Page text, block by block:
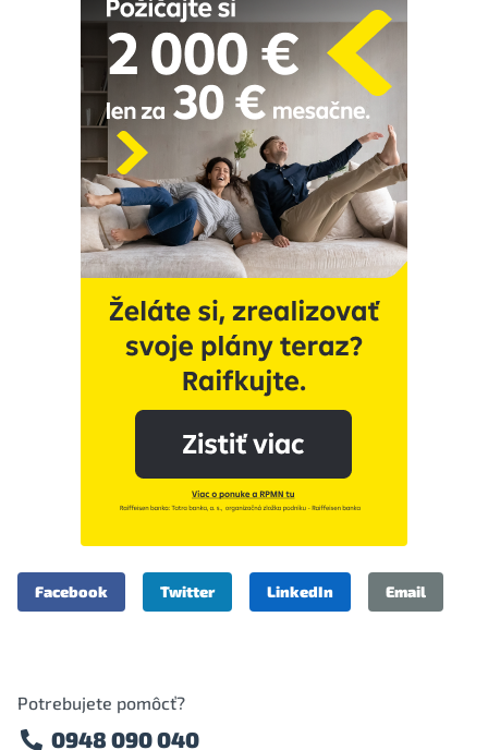
Facebook Twitter LinkedIn Email
Potrebujete pomôcť?
0948 090 040